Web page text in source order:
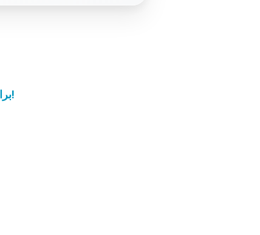
براعم تقديس الأب فرانس اليسوعي تتفتّح في حمص!